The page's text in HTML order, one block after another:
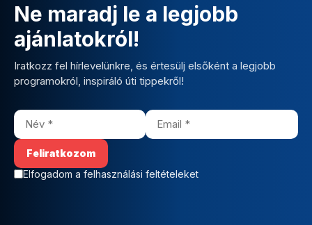
Ne maradj le a legjobb
ajánlatokról!
Iratkozz fel hírlevelünkre, és értesülj elsőként a legjobb
programokról, inspiráló úti tippekről!
Elfogadom a felhasználási feltételeket